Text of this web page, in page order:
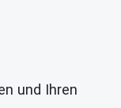
und Ihren